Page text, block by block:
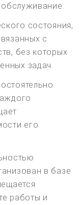
обслуживание.
состояния,
с
без которых
задач.
его
в базе
работы и